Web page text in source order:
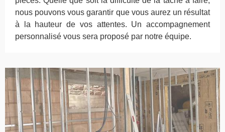
nous pouvons vous garantir que vous aurez un résultat
à la hauteur de vos attentes. Un accompagnement
personnalisé vous sera proposé par notre équipe.